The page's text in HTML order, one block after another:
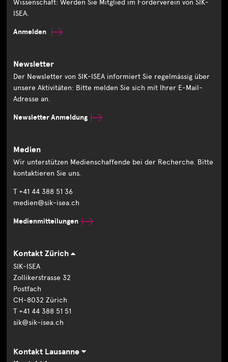
Wissenschaft: Werden Sie Mitglied im Förderverein von SIK-
ISEA.
Anmelden
Newsletter
Der Newsletter von SIK-ISEA informiert Sie regelmässig über
unsere Aktivitäten: Bitte melden Sie sich mit Ihrer E-Mail-
Adresse an.
Newsletter Anmeldung
Medien
Wir unterstützen Medienschaffende bei der Recherche. Bitte
kontaktieren Sie uns.
T +41 44 388 51 36
medien@sik-isea.ch
Medienmitteilungen
Kontakt Zürich
SIK-ISEA
Zollikerstrasse 32
Postfach
CH-8032 Zürich
T +41 44 388 51 51
sik@sik-isea.ch
Kontakt Lausanne